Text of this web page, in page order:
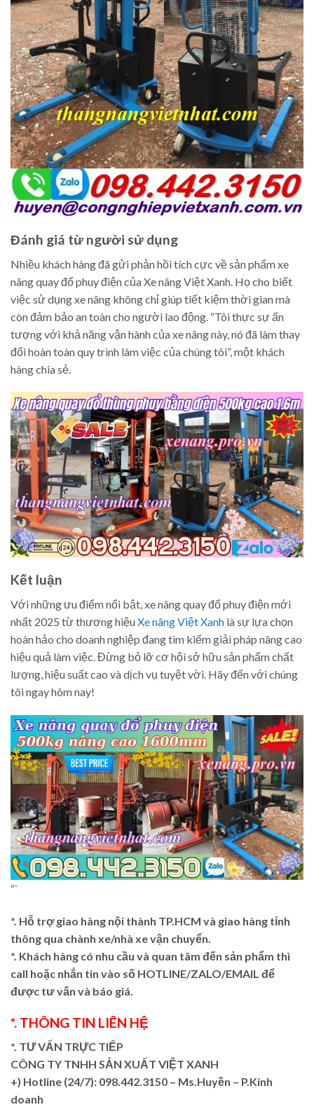
Đánh giá từ người sử dụng
Nhiều khách hàng đã gửi phản hồi tích cực về sản phẩm xe
nâng quay đổ phuy điện của Xe nâng Việt Xanh. Họ cho biết
việc sử dụng xe nâng không chỉ giúp tiết kiệm thời gian mà
còn đảm bảo an toàn cho người lao động. “Tôi thực sự ấn
tượng với khả năng vận hành của xe nâng này, nó đã làm thay
đổi hoàn toàn quy trình làm việc của chúng tôi”, một khách
hàng chia sẻ.
Kết luận
Với những ưu điểm nổi bật, xe nâng quay đổ phuy điện mới
nhất 2025 từ thương hiệuXe nâng Việt Xanh là sự lựa chọn
hoàn hảo cho doanh nghiệp đang tìm kiếm giải pháp nâng cao
hiệu quả làm việc. Đừng bỏ lỡ cơ hội sở hữu sản phẩm chất
lượng, hiệu suất cao và dịch vụ tuyệt vời. Hãy đến với chúng
tôi ngay hôm nay!
“`
*. Hỗ trợ giao hàng nội thành TP.HCM và giao hàng tỉnh
thông qua chành xe/nhà xe vận chuyển.
*. Khách hàng có nhu cầu và quan tâm đến sản phẩm thì
call hoặc nhắn tin vào số HOTLINE/ZALO/EMAIL để
được tư vấn và báo giá.
*. THÔNG TIN LIÊN HỆ
*. TƯ VẤN TRỰC TIẾP
CÔNG TY TNHH SẢN XUẤT VIỆT XANH
+) Hotline (24/7): 098.442.3150 – Ms.Huyền – P.Kinh
doanh